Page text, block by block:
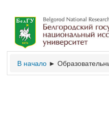
В начало ►